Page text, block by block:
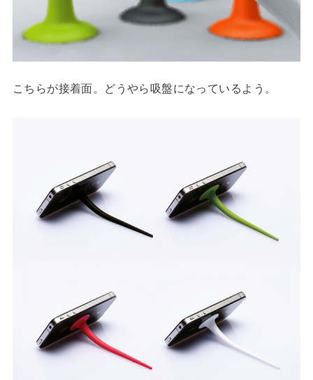
こちらが接着面。どうやら吸盤になっているよう。